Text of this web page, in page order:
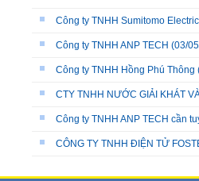
Công ty TNHH Sumitomo
Công ty TNHH ANP TECH (03/
Công ty TNHH Hồng Phú Thông
CTY TNHH NƯỚC GIẢI KHÁT
Công ty TNHH ANP TECH cần
CÔNG TY TNHH ĐIỆN TỬ